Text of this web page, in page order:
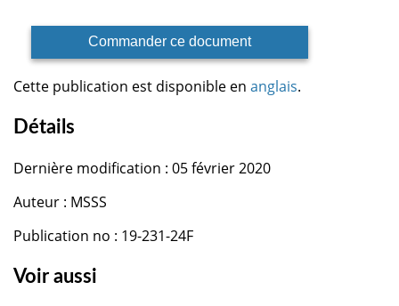
Commander ce document
Cette publication est disponible en anglais.
Détails
Dernière modification : 05 février 2020
Auteur : MSSS
Publication no : 19-231-24F
Voir aussi